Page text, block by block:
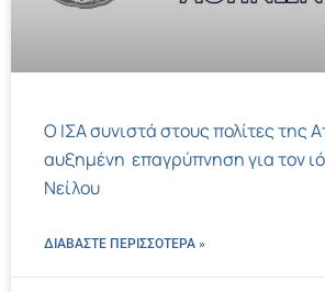
Ο ΙΣΑ συνιστά στους πολίτες της
αυξημένη επαγρύπνηση για τον
Νείλου
ΔΙΑΒΑΣΤΕ ΠΕΡΙΣΣΌΤΕΡΑ »